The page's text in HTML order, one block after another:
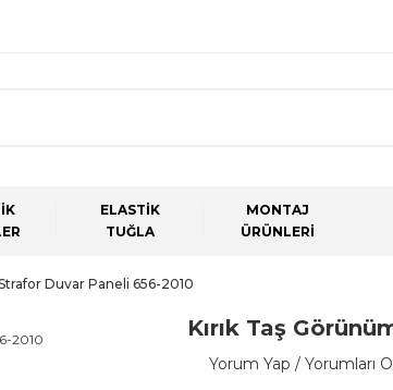
ELASTİK
TUĞLA
MONTAJ
ÜRÜNLERİ
Duvar Paneli 656-2010
Kırık Taş
Yorum Yap / Yorumları